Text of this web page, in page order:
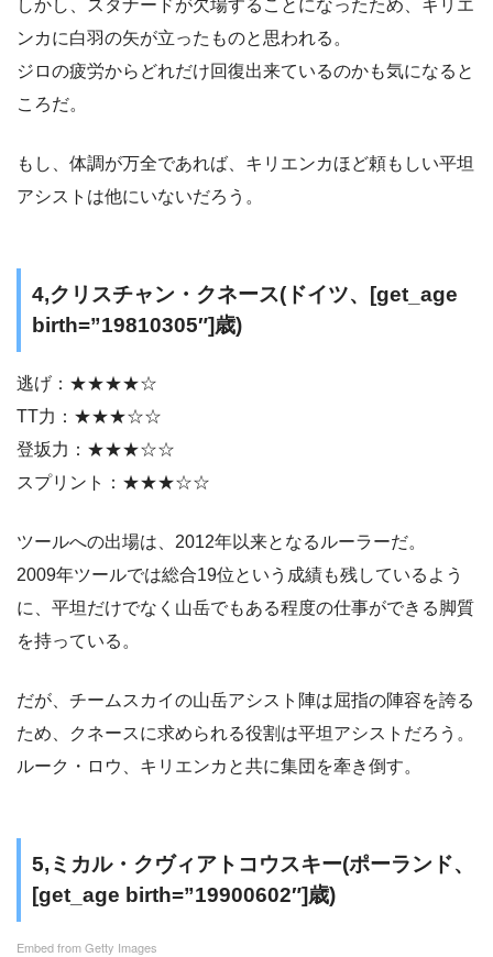
しかし、スタナードが欠場することになったため、キリエ
ンカに白羽の矢が立ったものと思われる。
ジロの疲労からどれだけ回復出来ているのかも気になると
ころだ。
もし、体調が万全であれば、キリエンカほど頼もしい平坦
アシストは他にいないだろう。
4,クリスチャン・クネース(ドイツ、[get_age
birth=”19810305″]歳)
逃げ：★★★★☆
TT力：★★★☆☆
登坂力：★★★☆☆
スプリント：★★★☆☆
ツールへの出場は、2012年以来となるルーラーだ。
2009年ツールでは総合19位という成績も残しているよう
に、平坦だけでなく山岳でもある程度の仕事ができる脚質
を持っている。
だが、チームスカイの山岳アシスト陣は屈指の陣容を誇る
ため、クネースに求められる役割は平坦アシストだろう。
ルーク・ロウ、キリエンカと共に集団を牽き倒す。
5,ミカル・クヴィアトコウスキー(ポーランド、
[get_age birth=”19900602″]歳)
Embed from Getty Images